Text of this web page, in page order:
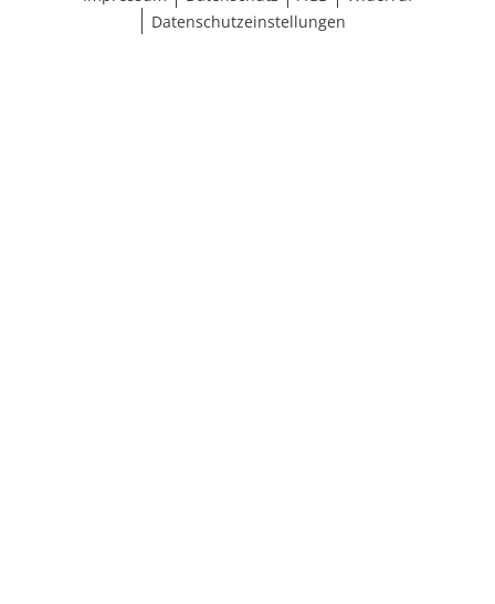
Datenschutzeinstellungen